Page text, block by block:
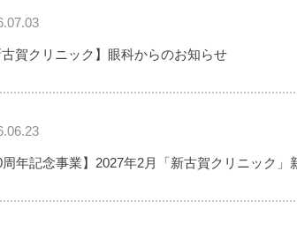
古賀クリニック】眼科からのお知らせ
周年記念事業】2027年2月「新古賀クリニック」